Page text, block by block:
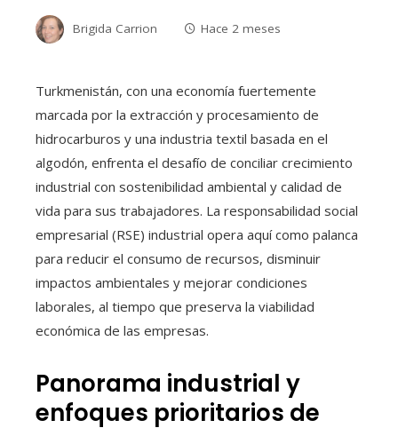
Brigida Carrion Hace 2 meses
Turkmenistán, con una economía fuertemente
marcada por la extracción y procesamiento de
hidrocarburos y una industria textil basada en el
algodón, enfrenta el desafío de conciliar crecimiento
industrial con sostenibilidad ambiental y calidad de
vida para sus trabajadores. La responsabilidad social
empresarial (RSE) industrial opera aquí como palanca
para reducir el consumo de recursos, disminuir
impactos ambientales y mejorar condiciones
laborales, al tiempo que preserva la viabilidad
económica de las empresas.
Panorama industrial y
enfoques prioritarios de